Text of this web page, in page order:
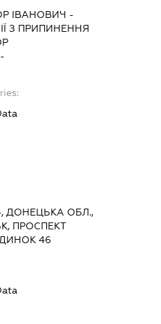
ІВАНОВИЧ -
З ПРИПИНЕННЯ
ДОНЕЦЬКА ОБЛ.,
ПРОСПЕКТ
46